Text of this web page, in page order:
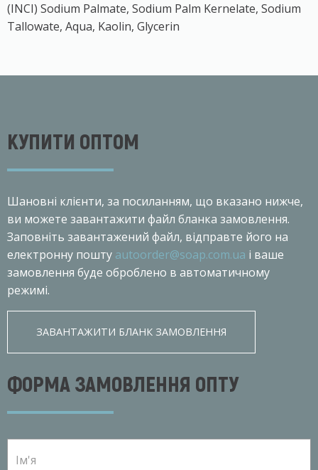
(INCI) Sodium Palmate, Sodium Palm Kernelate, Sodium
Tallowate, Aqua, Kaolin, Glycerin
КУПИТИ ОПТОМ
Шановнi клiєнти, за посиланням, що вказано нижче,
ви можете завантажити файл бланка замовлення.
Заповніть завантажений файл, відправте його на
електронну пошту autoorder@soap.com.ua і ваше
замовлення буде оброблено в автоматичному
режимі.
ЗАВАНТАЖИТИ БЛАНК ЗАМОВЛЕННЯ
ФОРМА ЗАМОВЛЕННЯ ОПТУ